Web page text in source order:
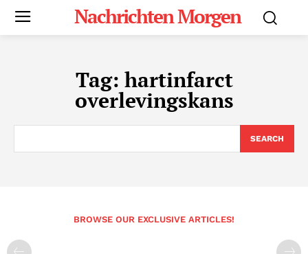
Nachrichten Morgen
Tag: hartinfarct
overlevingskans
SEARCH
BROWSE OUR EXCLUSIVE ARTICLES!